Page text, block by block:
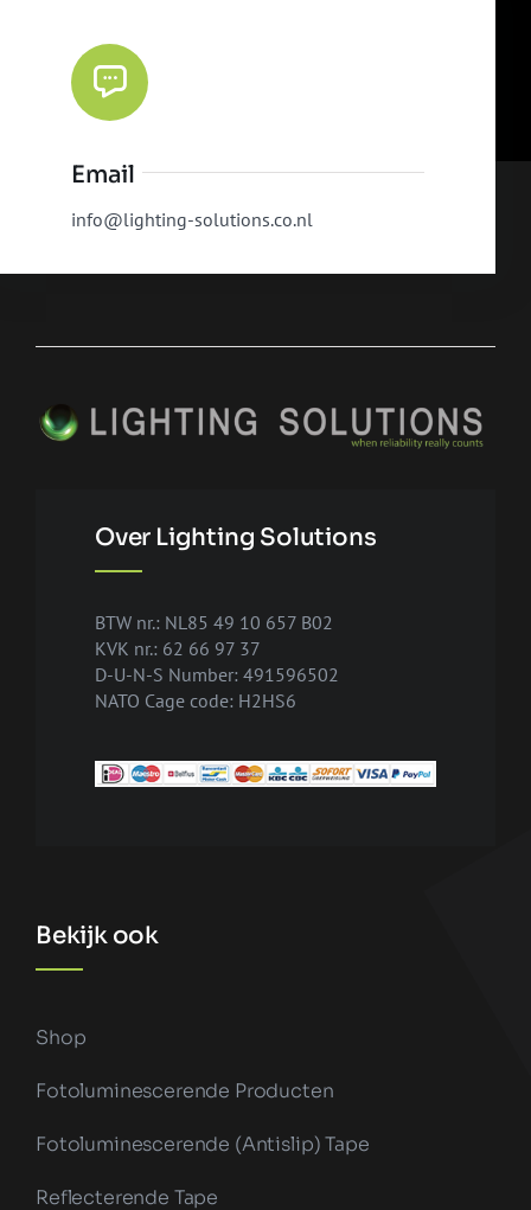
Email
info@lighting-solutions.co.nl
Over Lighting Solutions
BTW nr.: NL85 49 10 657 B02
KVK nr.: 62 66 97 37
D-U-N-S Number: 491596502
NATO Cage code: H2HS6
Bekijk ook
Shop
Fotoluminescerende Producten
Fotoluminescerende (antislip) Tape
Reflecterende Tape